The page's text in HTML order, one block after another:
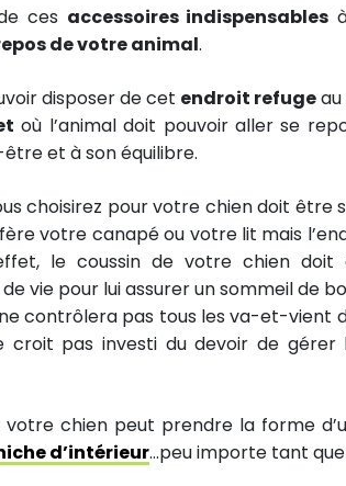
ces accessoires indispensables
de votre animal.
disposer de cet endroit refugeau
où l’animal doit pouvoir aller se
et à son équilibre.
choisirez pour votre chien doit
votre canapé ou votre lit mais
le coussin de votre chien
vie pour lui assurer un sommeil de
contrôlera pas tous les va-et-vient
pas investi du devoir de gérer
chien peut prendre la forme
d’intérieur…peu importe tant